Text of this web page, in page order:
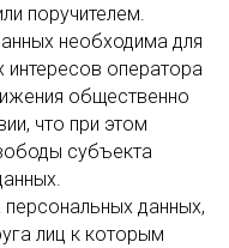
поручителем.
необходима для
интересов оператора
общественно
что при этом
субъекта
данных,
лиц к которым